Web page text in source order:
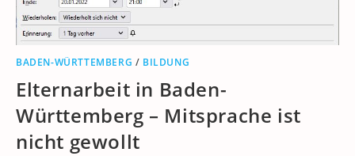
BADEN-WÜRTTEMBERG / BILDUNG
Elternarbeit in Baden-
Württemberg – Mitsprache ist
nicht gewollt